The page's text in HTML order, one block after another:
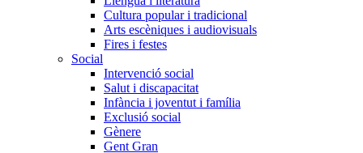
Cultura popular i tradicional
Arts escèniques i audiovisuals
Fires i festes
Social
Intervenció social
Salut i discapacitat
Infància i joventut i família
Exclusió social
Gènere
Gent Gran